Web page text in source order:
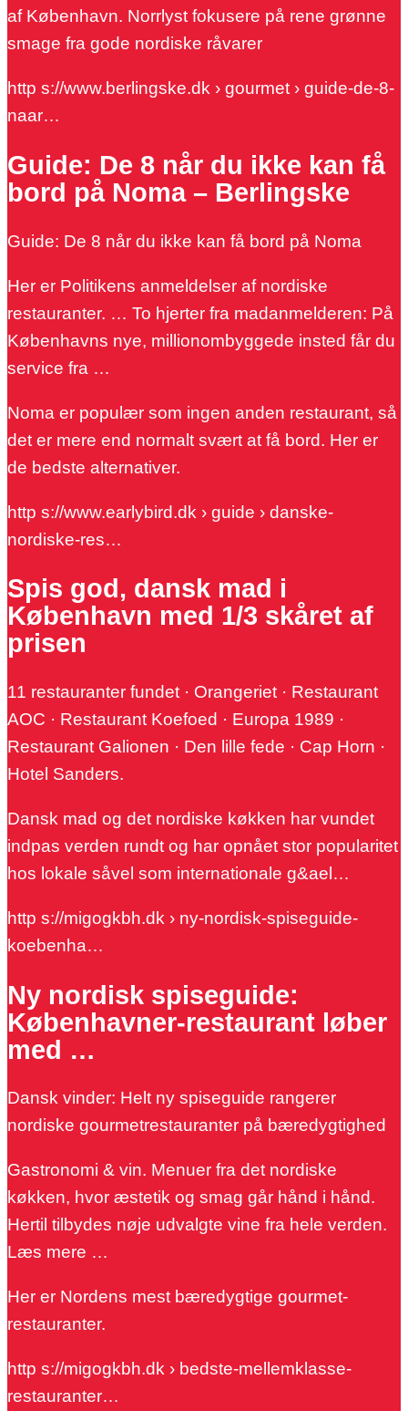
af København. Norrlyst fokusere på rene grønne
smage fra gode nordiske råvarer
http s://www.berlingske.dk › gourmet › guide-de-8-
naar…
Guide: De 8 når du ikke kan få
bord på Noma – Berlingske
Guide: De 8 når du ikke kan få bord på Noma
Her er Politikens anmeldelser af nordiske
restauranter. … To hjerter fra madanmelderen: På
Københavns nye, millionombyggede insted får du
service fra …
Noma er populær som ingen anden restaurant, så
det er mere end normalt svært at få bord. Her er
de bedste alternativer.
http s://www.earlybird.dk › guide › danske-
nordiske-res…
Spis god, dansk mad i
København med 1/3 skåret af
prisen
11 restauranter fundet · Orangeriet · Restaurant
AOC · Restaurant Koefoed · Europa 1989 ·
Restaurant Galionen · Den lille fede · Cap Horn ·
Hotel Sanders.
Dansk mad og det nordiske køkken har vundet
indpas verden rundt og har opnået stor popularitet
hos lokale såvel som internationale g&ael…
http s://migogkbh.dk › ny-nordisk-spiseguide-
koebenha…
Ny nordisk spiseguide:
Københavner-restaurant løber
med …
Dansk vinder: Helt ny spiseguide rangerer
nordiske gourmetrestauranter på bæredygtighed
Gastronomi & vin. Menuer fra det nordiske
køkken, hvor æstetik og smag går hånd i hånd.
Hertil tilbydes nøje udvalgte vine fra hele verden.
Læs mere …
Her er Nordens mest bæredygtige gourmet-
restauranter.
http s://migogkbh.dk › bedste-mellemklasse-
restauranter…